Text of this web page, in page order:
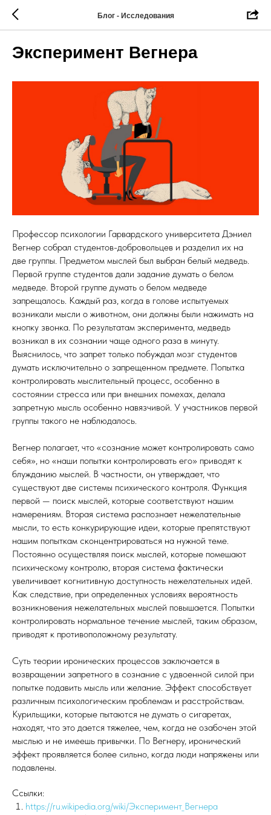
Блог - Исследования
Эксперимент Вегнера
Профессор психологии Гарвардского университета Дэниел
Вегнер собрал студентов-добровольцев и разделил их на
две группы. Предметом мыслей был выбран белый медведь.
Первой группе студентов дали задание думать о белом
медведе. Второй группе думать о белом медведе
запрещалось. Каждый раз, когда в голове испытуемых
возникали мысли о животном, они должны были нажимать на
кнопку звонка. По результатам эксперимента, медведь
возникал в их сознании чаще одного раза в минуту.
Выяснилось, что запрет только побуждал мозг студентов
думать исключительно о запрещенном предмете. Попытка
контролировать мыслительный процесс, особенно в
состоянии стресса или при внешних помехах, делала
запретную мысль особенно навязчивой. У участников первой
группы такого не наблюдалось.
Вегнер полагает, что «сознание может контролировать само
себя», но «наши попытки контролировать его» приводят к
блужданию мыслей. В частности, он утверждает, что
существуют две системы психического контроля. Функция
первой — поиск мыслей, которые соответствуют нашим
намерениям. Вторая система распознает нежелательные
мысли, то есть конкурирующие идеи, которые препятствуют
нашим попыткам сконцентрироваться на нужной теме.
Постоянно осуществляя поиск мыслей, которые помешают
психическому контролю, вторая система фактически
увеличивает когнитивную доступность нежелательных идей.
Как следствие, при определенных условиях вероятность
возникновения нежелательных мыслей повышается. Попытки
контролировать нормальное течение мыслей, таким образом,
приводят к противоположному результату.
Суть теории иронических процессов заключается в
возвращении запретного в сознание с удвоенной силой при
попытке подавить мысль или желание. Эффект способствует
различным психологическим проблемам и расстройствам.
Курильщики, которые пытаются не думать о сигаретах,
находят, что это дается тяжелее, чем, когда не озабочен этой
мыслью и не имеешь привычки. По Вегнеру, иронический
эффект проявляется более сильно, когда люди напряжены или
подавлены.
Ссылки:
https://ru.wikipedia.org/wiki/Эксперимент_Вегнера